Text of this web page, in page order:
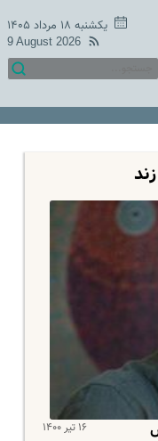
یکشنبه ۱۸ مرداد ۱۴۰۵
9 August 2026
۱۶ تیر ۱۴۰۰